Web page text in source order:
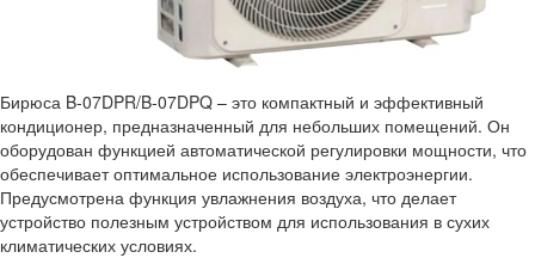
Бирюса B-07DPR/B-07DPQ – это компактный и эффективный
кондиционер, предназначенный для небольших помещений. Он
оборудован функцией автоматической регулировки мощности, что
обеспечивает оптимальное использование электроэнергии.
Предусмотрена функция увлажнения воздуха, что делает
устройство полезным устройством для использования в сухих
климатических условиях.